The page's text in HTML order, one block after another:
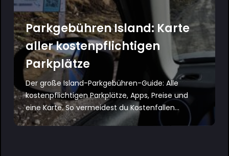
Parkgebühren Island: Karte
aller kostenpflichtigen
Parkplätze
Der große Island-Parkgebühren-Guide: Alle
kostenpflichtigen Parkplätze, Apps, Preise und
eine Karte. So vermeidest du Kostenfallen...